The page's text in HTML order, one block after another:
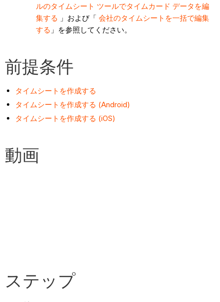
ルのタイムシート ツールでタイムカード データを編
集する 」および「会社のタイムシートを一括で編集
する 」を参照してください。
前提条件
タイムシートを作成する
タイムシートを作成する (Android)
タイムシートを作成する (iOS)
動画
ステップ